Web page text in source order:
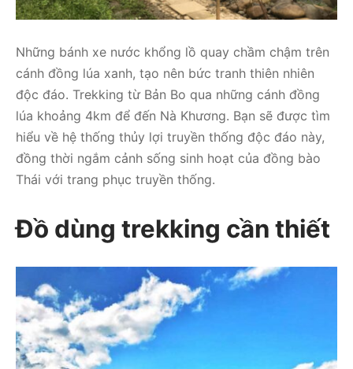
Những bánh xe nước khổng lồ quay chầm chậm trên
cánh đồng lúa xanh, tạo nên bức tranh thiên nhiên
độc đáo. Trekking từ Bản Bo qua những cánh đồng
lúa khoảng 4km để đến Nà Khương. Bạn sẽ được tìm
hiểu về hệ thống thủy lợi truyền thống độc đáo này,
đồng thời ngắm cảnh sống sinh hoạt của đồng bào
Thái với trang phục truyền thống.
Đồ dùng trekking cần thiết